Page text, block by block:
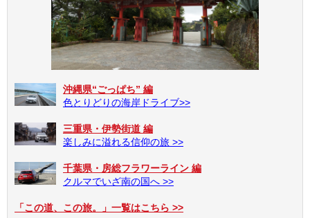
沖縄県“ごっぱち” 編
色とりどりの海岸ドライブ>>
三重県・伊勢街道 編
楽しみに溢れる信仰の旅 >>
千葉県・房総フラワーライン 編
クルマでいざ南の国へ >>
「この道、この旅。」一覧はこちら >>